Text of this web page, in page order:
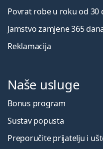
Povrat robe u roku od 30
Jamstvo zamjene 365
Reklamacija
Naše usluge
Bonus program
Sustav popusta
Preporučite prijatelju i